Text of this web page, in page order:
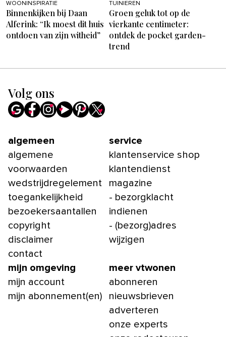
WOONINSPIRATIE
Binnenkijken bij Daan
Alferink: “Ik moest dit huis
ontdoen van zijn witheid”
TUINIEREN
Groen geluk tot op de
vierkante centimeter:
ontdek de pocket garden-
trend
Volg ons
algemeen
algemene
voorwaarden
wedstrijdregelement
toegankelijkheid
bezoekersaantallen
copyright
disclaimer
contact
service
klantenservice shop
klantendienst
magazine
- bezorgklacht
indienen
- (bezorg)adres
wijzigen
mijn omgeving
mijn account
mijn abonnement(en)
meer vtwonen
abonneren
nieuwsbrieven
adverteren
onze experts